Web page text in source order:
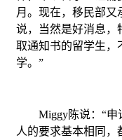
月。现在，移民部又
说，当然是好消息，
取通知书的留学生，
学。”
Miggy陈说：“申
人的要求基本相同